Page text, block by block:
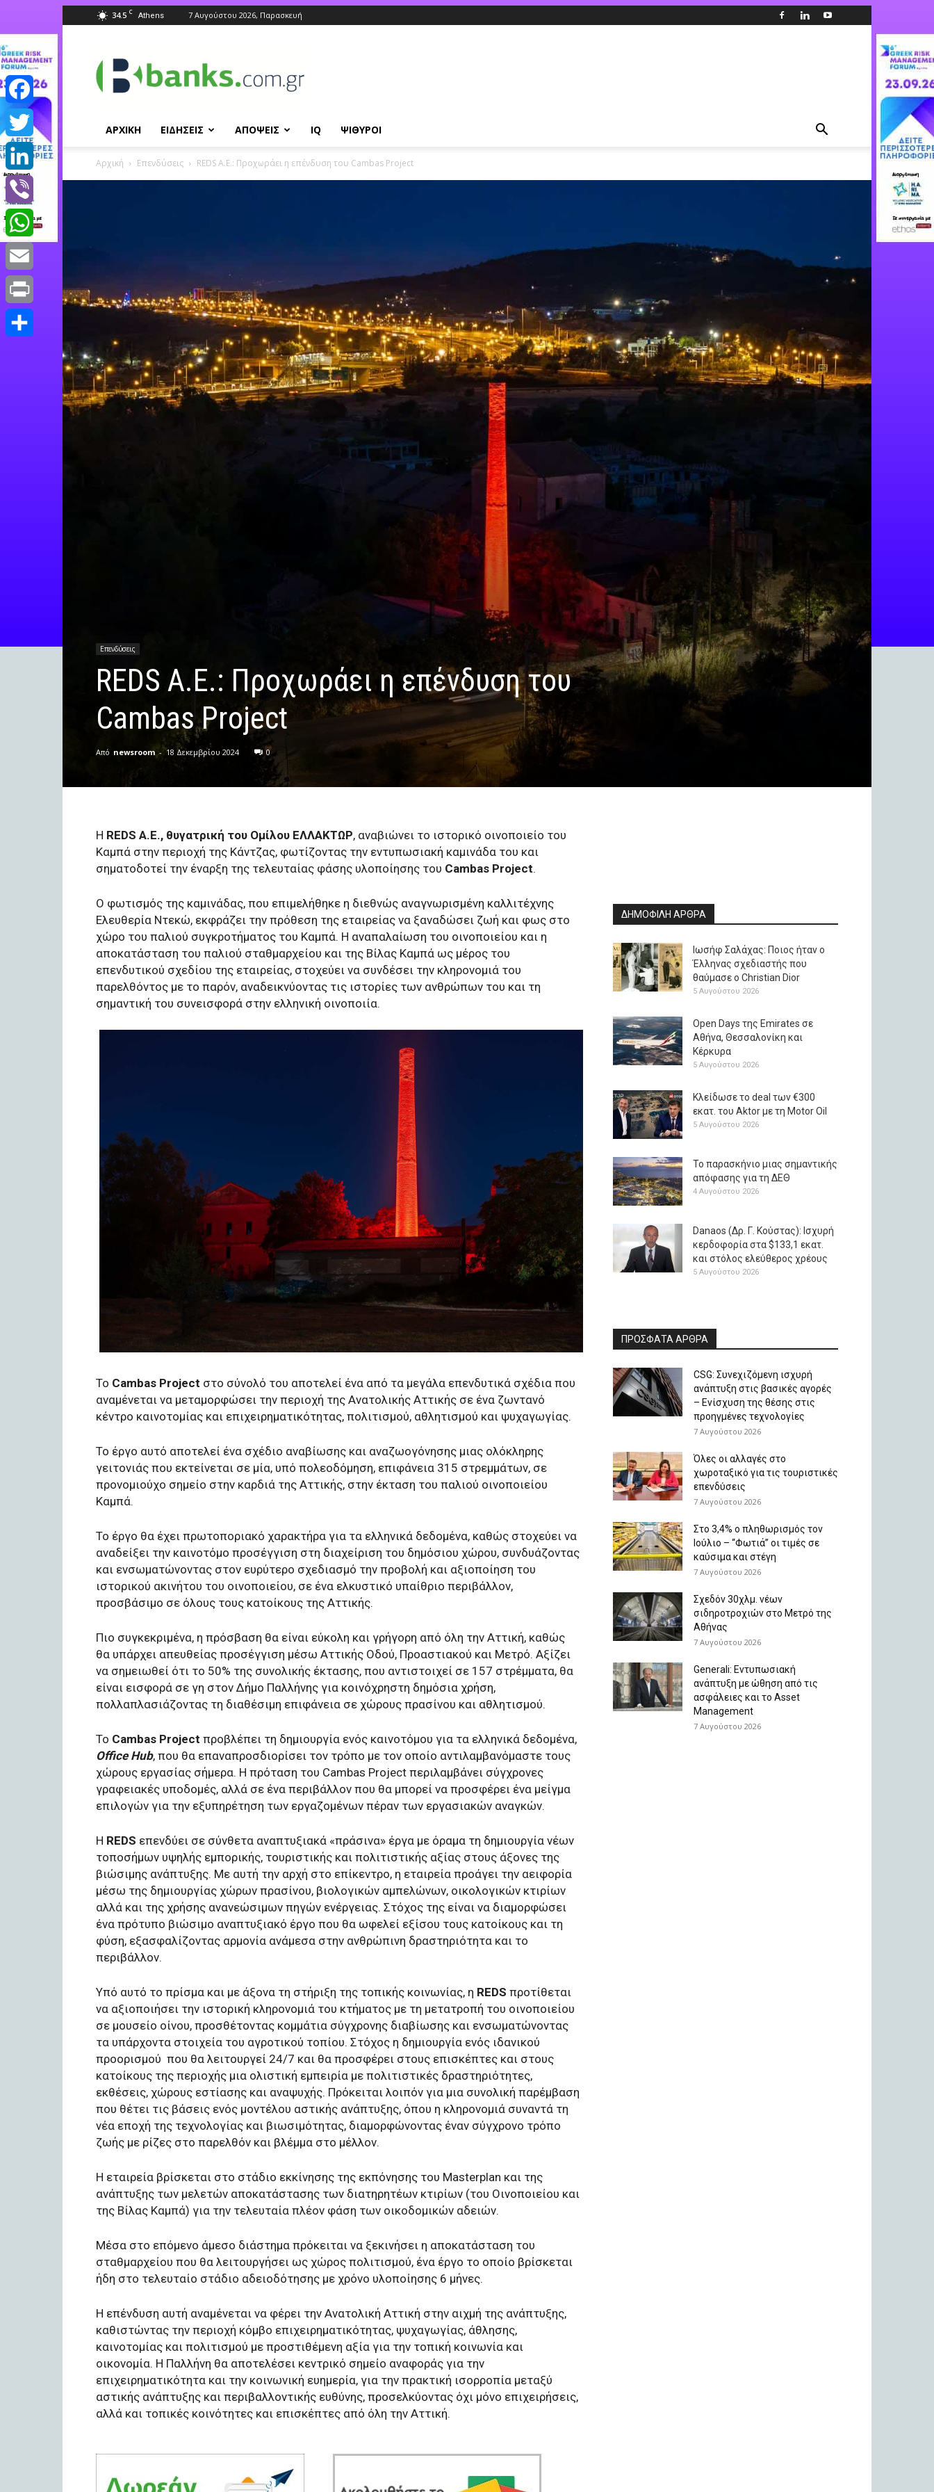
34.5 C Athens 7 Αυγούστου 2026, Παρασκευή
ΑΡΧΙΚΗ ΕΙΔΗΣΕΙΣ ΑΠΟΨΕΙΣ IQ ΨΙΘΥΡΟΙ
Αρχική Επενδύσεις REDS A.E.: Προχωράει η επένδυση του Cambas Project
Επενδύσεις
REDS A.E.: Προχωράει η επένδυση του
Cambas Project
Από newsroom - 18 Δεκεμβρίου 2024 0
Η REDS A.E., θυγατρική του Ομίλου ΕΛΛΑΚΤΩΡ, αναβιώνει το ιστορικό οινοποιείο του
Καμπά στην περιοχή της Κάντζας, φωτίζοντας την εντυπωσιακή καμινάδα του και
σηματοδοτεί την έναρξη της τελευταίας φάσης υλοποίησης του Cambas Project.
Ο φωτισμός της καμινάδας, που επιμελήθηκε η διεθνώς αναγνωρισμένη καλλιτέχνης
Ελευθερία Ντεκώ, εκφράζει την πρόθεση της εταιρείας να ξαναδώσει ζωή και φως στο
χώρο του παλιού συγκροτήματος του Καμπά. Η αναπαλαίωση του οινοποιείου και η
αποκατάσταση του παλιού σταθμαρχείου και της Βίλας Καμπά ως μέρος του
επενδυτικού σχεδίου της εταιρείας, στοχεύει να συνδέσει την κληρονομιά του
παρελθόντος με το παρόν, αναδεικνύοντας τις ιστορίες των ανθρώπων του και τη
σημαντική του συνεισφορά στην ελληνική οινοποιία.
Το Cambas Project στο σύνολό του αποτελεί ένα από τα μεγάλα επενδυτικά σχέδια που
αναμένεται να μεταμορφώσει την περιοχή της Ανατολικής Αττικής σε ένα ζωντανό
κέντρο καινοτομίας και επιχειρηματικότητας, πολιτισμού, αθλητισμού και ψυχαγωγίας.
Το έργο αυτό αποτελεί ένα σχέδιο αναβίωσης και αναζωογόνησης μιας ολόκληρης
γειτονιάς που εκτείνεται σε μία, υπό πολεοδόμηση, επιφάνεια 315 στρεμμάτων, σε
προνομιούχο σημείο στην καρδιά της Αττικής, στην έκταση του παλιού οινοποιείου
Καμπά.
Το έργο θα έχει πρωτοποριακό χαρακτήρα για τα ελληνικά δεδομένα, καθώς στοχεύει να
αναδείξει την καινοτόμο προσέγγιση στη διαχείριση του δημόσιου χώρου, συνδυάζοντας
και ενσωματώνοντας στον ευρύτερο σχεδιασμό την προβολή και αξιοποίηση του
ιστορικού ακινήτου του οινοποιείου, σε ένα ελκυστικό υπαίθριο περιβάλλον,
προσβάσιμο σε όλους τους κατοίκους της Αττικής.
Πιο συγκεκριμένα, η πρόσβαση θα είναι εύκολη και γρήγορη από όλη την Αττική, καθώς
θα υπάρχει απευθείας προσέγγιση μέσω Αττικής Οδού, Προαστιακού και Μετρό. Αξίζει
να σημειωθεί ότι το 50% της συνολικής έκτασης, που αντιστοιχεί σε 157 στρέμματα, θα
είναι εισφορά σε γη στον Δήμο Παλλήνης για κοινόχρηστη δημόσια χρήση,
πολλαπλασιάζοντας τη διαθέσιμη επιφάνεια σε χώρους πρασίνου και αθλητισμού.
Το Cambas Project προβλέπει τη δημιουργία ενός καινοτόμου για τα ελληνικά δεδομένα,
Office Ηub, που θα επαναπροσδιορίσει τον τρόπο με τον οποίο αντιλαμβανόμαστε τους
χώρους εργασίας σήμερα. Η πρόταση του Cambas Project περιλαμβάνει σύγχρονες
γραφειακές υποδομές, αλλά σε ένα περιβάλλον που θα μπορεί να προσφέρει ένα μείγμα
επιλογών για την εξυπηρέτηση των εργαζομένων πέραν των εργασιακών αναγκών.
Η REDS επενδύει σε σύνθετα αναπτυξιακά «πράσινα» έργα με όραμα τη δημιουργία νέων
τοποσήμων υψηλής εμπορικής, τουριστικής και πολιτιστικής αξίας στους άξονες της
βιώσιμης ανάπτυξης. Με αυτή την αρχή στο επίκεντρο, η εταιρεία προάγει την αειφορία
μέσω της δημιουργίας χώρων πρασίνου, βιολογικών αμπελώνων, οικολογικών κτιρίων
αλλά και της χρήσης ανανεώσιμων πηγών ενέργειας. Στόχος της είναι να διαμορφώσει
ένα πρότυπο βιώσιμο αναπτυξιακό έργο που θα ωφελεί εξίσου τους κατοίκους και τη
φύση, εξασφαλίζοντας αρμονία ανάμεσα στην ανθρώπινη δραστηριότητα και το
περιβάλλον.
Υπό αυτό το πρίσμα και με άξονα τη στήριξη της τοπικής κοινωνίας, η REDS προτίθεται
να αξιοποιήσει την ιστορική κληρονομιά του κτήματος με τη μετατροπή του οινοποιείου
σε μουσείο οίνου, προσθέτοντας κομμάτια σύγχρονης διαβίωσης και ενσωματώνοντας
τα υπάρχοντα στοιχεία του αγροτικού τοπίου. Στόχος η δημιουργία ενός ιδανικού
προορισμού που θα λειτουργεί 24/7 και θα προσφέρει στους επισκέπτες και στους
κατοίκους της περιοχής μια ολιστική εμπειρία με πολιτιστικές δραστηριότητες,
εκθέσεις, χώρους εστίασης και αναψυχής. Πρόκειται λοιπόν για μια συνολική παρέμβαση
που θέτει τις βάσεις ενός μοντέλου αστικής ανάπτυξης, όπου η κληρονομιά συναντά τη
νέα εποχή της τεχνολογίας και βιωσιμότητας, διαμορφώνοντας έναν σύγχρονο τρόπο
ζωής με ρίζες στο παρελθόν και βλέμμα στο μέλλον.
Η εταιρεία βρίσκεται στο στάδιο εκκίνησης της εκπόνησης του Masterplan και της
ανάπτυξης των μελετών αποκατάστασης των διατηρητέων κτιρίων (του Οινοποιείου και
της Βίλας Καμπά) για την τελευταία πλέον φάση των οικοδομικών αδειών.
Μέσα στο επόμενο άμεσο διάστημα πρόκειται να ξεκινήσει η αποκατάσταση του
σταθμαρχείου που θα λειτουργήσει ως χώρος πολιτισμού, ένα έργο το οποίο βρίσκεται
ήδη στο τελευταίο στάδιο αδειοδότησης με χρόνο υλοποίησης 6 μήνες.
Η επένδυση αυτή αναμένεται να φέρει την Ανατολική Αττική στην αιχμή της ανάπτυξης,
καθιστώντας την περιοχή κόμβο επιχειρηματικότητας, ψυχαγωγίας, άθλησης,
καινοτομίας και πολιτισμού με προστιθέμενη αξία για την τοπική κοινωνία και
οικονομία. Η Παλλήνη θα αποτελέσει κεντρικό σημείο αναφοράς για την
επιχειρηματικότητα και την κοινωνική ευημερία, για την πρακτική ισορροπία μεταξύ
αστικής ανάπτυξης και περιβαλλοντικής ευθύνης, προσελκύοντας όχι μόνο επιχειρήσεις,
αλλά και τοπικές κοινότητες και επισκέπτες από όλη την Αττική.
ΔΗΜΟΦΙΛΗ ΑΡΘΡΑ
Ιωσήφ Σαλάχας: Ποιος ήταν ο
Έλληνας σχεδιαστής που
θαύμασε ο Christian Dior
5 Αυγούστου 2026
Open Days της Emirates σε
Αθήνα, Θεσσαλονίκη και
Κέρκυρα
5 Αυγούστου 2026
Κλείδωσε το deal των €300
εκατ. του Aktor με τη Μotor Oil
5 Αυγούστου 2026
Το παρασκήνιο μιας σημαντικής
απόφασης για τη ΔΕΘ
4 Αυγούστου 2026
Danaos (Δρ. Γ. Κούστας): Ισχυρή
κερδοφορία στα $133,1 εκατ.
και στόλος ελεύθερος χρέους
5 Αυγούστου 2026
ΠΡΟΣΦΑΤΑ ΑΡΘΡΑ
CSG: Συνεχιζόμενη ισχυρή
ανάπτυξη στις βασικές αγορές
– Ενίσχυση της θέσης στις
προηγμένες τεχνολογίες
7 Αυγούστου 2026
Όλες οι αλλαγές στο
χωροταξικό για τις τουριστικές
επενδύσεις
7 Αυγούστου 2026
Στο 3,4% ο πληθωρισμός τον
Ιούλιο – “Φωτιά” οι τιμές σε
καύσιμα και στέγη
7 Αυγούστου 2026
Σχεδόν 30χλμ. νέων
σιδηροτροχιών στο Μετρό της
Αθήνας
7 Αυγούστου 2026
Generali: Eντυπωσιακή
ανάπτυξη με ώθηση από τις
ασφάλειες και το Asset
Management
7 Αυγούστου 2026
Facebook
Twitter
LinkedIn
Viber
WhatsApp
Email
Print
Μοιραστείτε